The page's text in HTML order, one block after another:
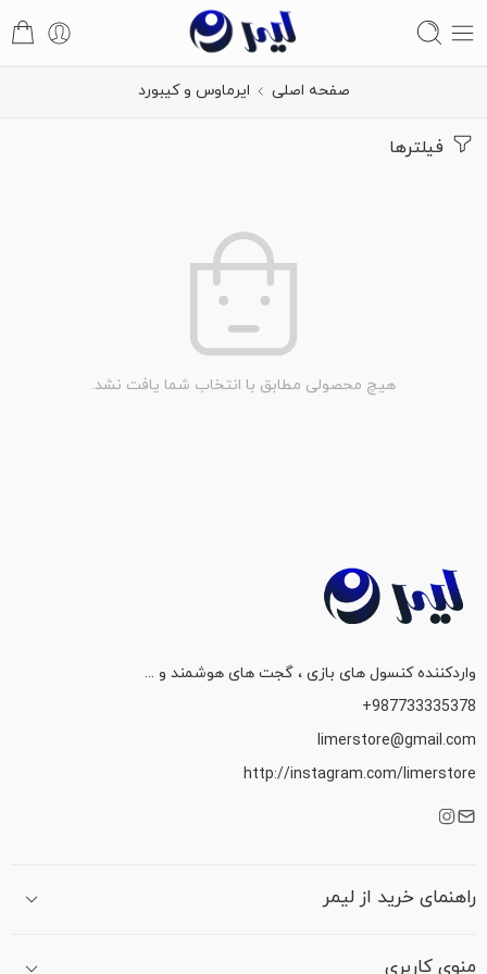
صفحه اصلی ایرماوس و کیبورد
فیلترها
هیچ محصولی مطابق با انتخاب شما یافت نشد.
واردکننده کنسول های بازی ، گجت های هوشمند و ...
987733335378+
limerstore@gmail.com
http://instagram.com/limerstore
راهنمای خرید از لیمر
منوی کاربری